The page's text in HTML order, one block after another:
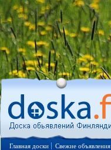
Главная доски Свежие объявления